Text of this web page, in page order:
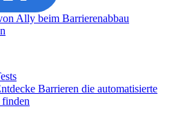
Ally beim Barrierenabbau
Barrieren die automatisierte
finden